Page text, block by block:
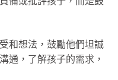
和想法，鼓勵他們坦誠
通，了解孩子的需求，